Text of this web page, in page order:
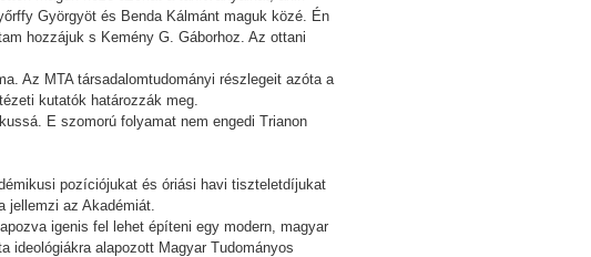
Györgyöt és Benda Kálmánt maguk közé. Én
hozzájuk s Kemény G. Gáborhoz. Az ottani
Az MTA társadalomtudományi részlegeit azóta a
kutatók határozzák meg.
E szomorú folyamat nem engedi Trianon
pozíciójukat és óriási havi tiszteletdíjukat
jellemzi az Akadémiát.
igenis fel lehet építeni egy modern, magyar
ideológiákra alapozott Magyar Tudományos